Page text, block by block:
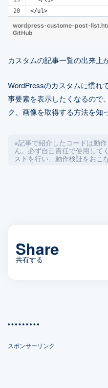
</ul>
wordpress-custome-post-
GitHub
カスタムの記事一覧の出来上
WordPressのカスタムに慣れ
事要素を表示したくなるので
ク、画像を取得する方法を知
※記事で紹介したコードは動
ん。必ず自己責任で使用して
ストを行い、動作検証をおこ
Share
共有する
スポンサーリンク